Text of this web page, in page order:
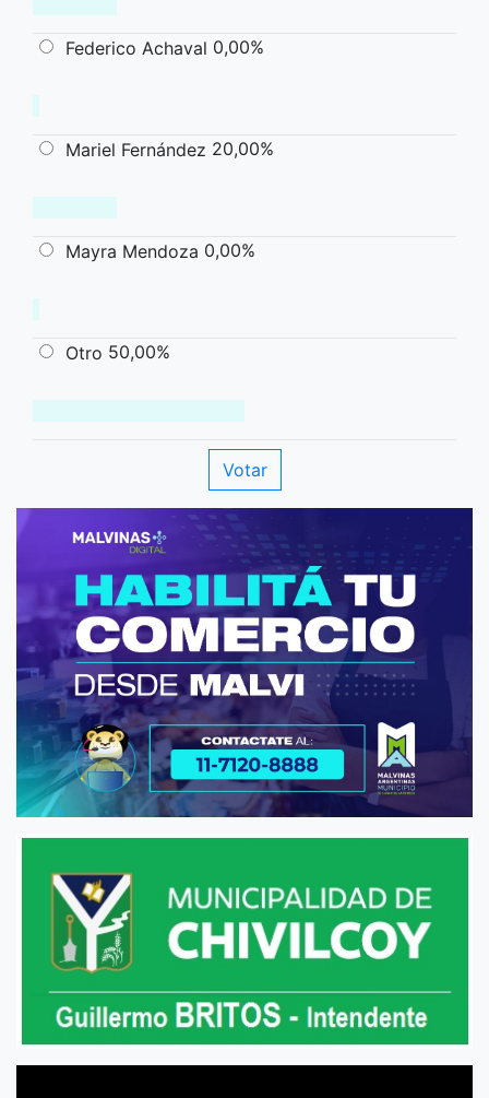
Federico Achaval 0,00%
Mariel Fernández 20,00%
Mayra Mendoza 0,00%
Otro 50,00%